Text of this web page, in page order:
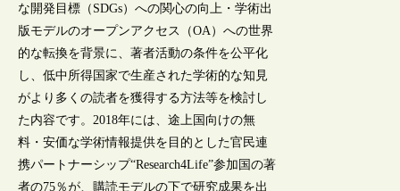
な開発目標（SDGs）への関心の向上・学術出
版モデルのオープンアクセス（OA）への世界
的な転換を背景に、著者活動の条件を公平化
し、低中所得国家で生産された学術的な知見
がより多くの読者を獲得する方法等を検討し
た内容です。2018年には、途上国向けの無
料・安価な学術情報提供を目的とした官民連
携パートナーシップ“Research4Life”参加国の著
者の75％が、購読モデルの下で研究成果を出